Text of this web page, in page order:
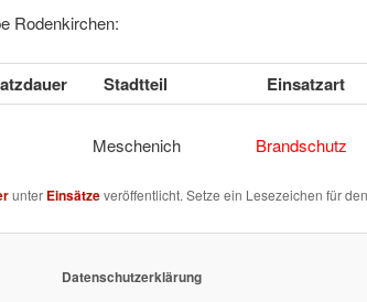
Rodenkirchen:
Stadtteil Einsatzart
Meschenich Brandschutz
unter Einsätzeveröffentlicht. Setze ein Lesezeichen für den
Datenschutzerklärung